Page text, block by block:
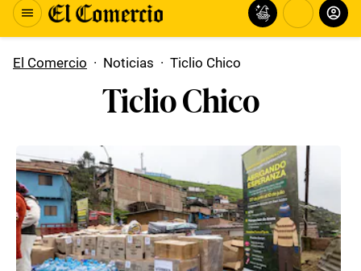
El Comercio · Noticias · Ticlio Chico
Ticlio Chico